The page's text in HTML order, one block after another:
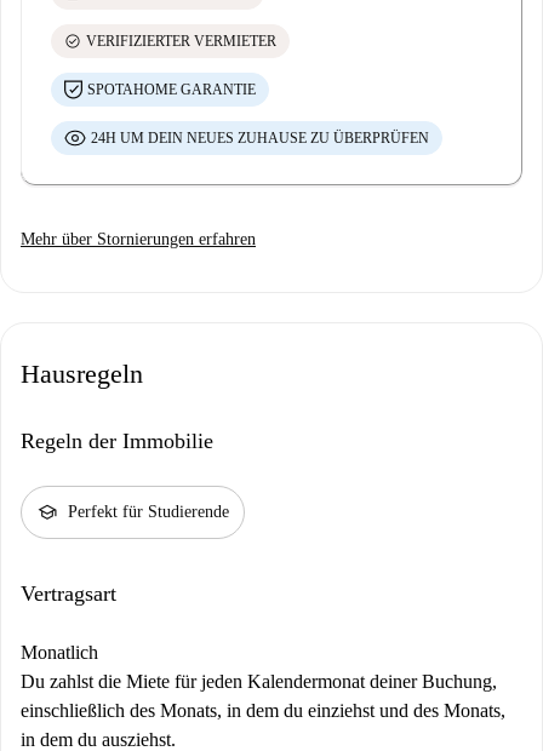
check_circle VERIFIZIERTER VERMIETER
SPOTAHOME GARANTIE
24H UM DEIN NEUES ZUHAUSE ZU ÜBERPRÜFEN
Mehr über Stornierungen erfahren
Hausregeln
Regeln der Immobilie
school Perfekt für Studierende
Vertragsart
Monatlich
Du zahlst die Miete für jeden Kalendermonat deiner Buchung,
einschließlich des Monats, in dem du einziehst und des Monats,
in dem du ausziehst.